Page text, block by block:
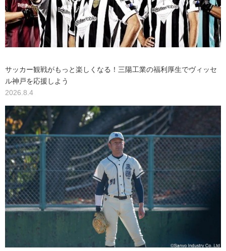
サッカー観戦がもっと楽しくなる！三陽工業の福利厚生でヴィッセ
ル神戸を応援しよう
2026.8.4